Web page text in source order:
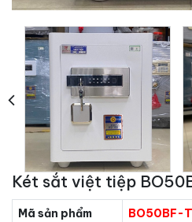
Két sắt việt tiệp
Mã sản phẩm BO50BF-T